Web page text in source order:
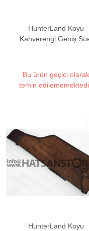
HunterLand Koyu
Kahverengi Geniş
Bu ürün geçici olarak
temin
HunterLand Koyu